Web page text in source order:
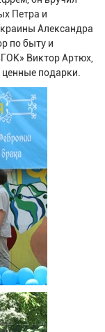
Петра и
Александра
по быту и
Виктор Артюх,
подарки.